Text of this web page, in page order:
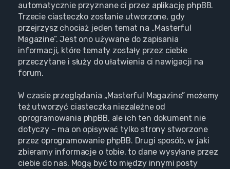
automatycznie przyznane ci przez aplikację phpBB.
Trzecie ciasteczko zostanie utworzone, gdy
przejrzysz chociaż jeden temat na „Masterful
Magazine”. Jest ono używane do zapisania
informacji, które tematy zostały przez ciebie
przeczytane i służy do ułatwienia ci nawigacji na
forum.
W czasie przeglądania „Masterful Magazine” możemy
też utworzyć ciasteczka niezależne od
oprogramowania phpBB, ale ich ten dokument nie
dotyczy – ma on opisywać tylko strony stworzone
przez oprogramowanie phpBB. Drugi sposób, w jaki
zbieramy informacje o tobie, to dane wysyłane przez
ciebie do nas. Mogą być to między innymi posty